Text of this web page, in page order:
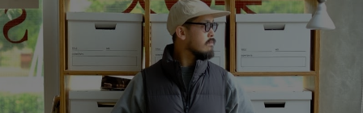
詳細検索